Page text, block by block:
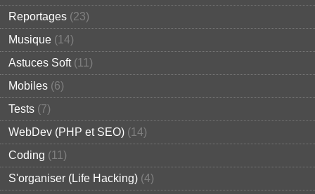
Reportages (23)
Musique (14)
Astuces Soft(11)
Mobiles (6)
Tests (7)
WebDev (PHP et SEO) (14)
Coding (11)
S'organiser (Life Hacking) (4)